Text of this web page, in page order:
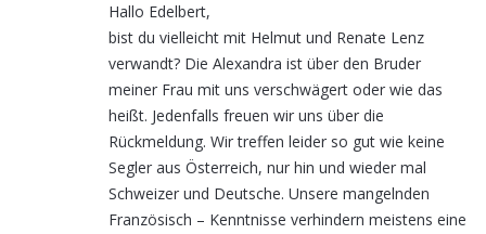
Hallo Edelbert,
bist du vielleicht mit Helmut und Renate Lenz
verwandt? Die Alexandra ist über den Bruder
meiner Frau mit uns verschwägert oder wie das
heißt. Jedenfalls freuen wir uns über die
Rückmeldung. Wir treffen leider so gut wie keine
Segler aus Österreich, nur hin und wieder mal
Schweizer und Deutsche. Unsere mangelnden
Französisch – Kenntnisse verhindern meistens eine